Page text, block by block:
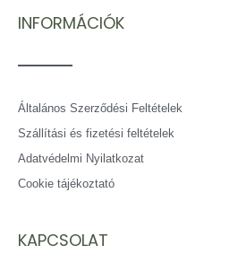
INFORMÁCIÓK
Általános Szerződési Feltételek
Szállítási és fizetési feltételek
Adatvédelmi Nyilatkozat
Cookie tájékoztató
KAPCSOLAT